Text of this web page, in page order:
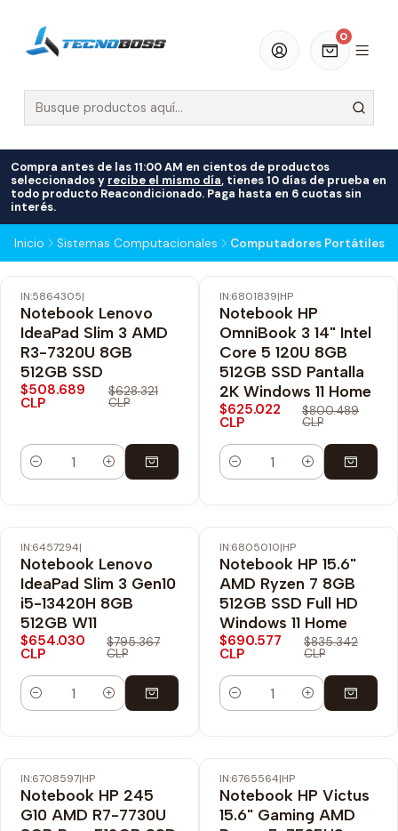
0
Compra antes de las 11:00 AM en cientos de productos
seleccionados y recibe el mismo día, tienes 10 días de prueba en
todo producto Reacondicionado. Paga hasta en 6 cuotas sin
interés.
Inicio Sistemas Computacionales Computadores Portátiles
-19% OFF
Envío Gratis
IN:5864305|
Notebook Lenovo
IdeaPad Slim 3 AMD
R3-7320U 8GB
512GB SSD
$508.689
CLP
$628.321
CLP
Cantidad
-22% OFF
Envío Gratis
IN:6801839|HP
Notebook HP
OmniBook 3 14" Intel
Core 5 120U 8GB
512GB SSD Pantalla
2K Windows 11 Home
$625.022
CLP
$800.489
CLP
Cantidad
-18% OFF
Envío Gratis
IN:6457294|
Notebook Lenovo
IdeaPad Slim 3 Gen10
i5-13420H 8GB
512GB W11
$654.030
CLP
$795.367
CLP
Cantidad
-17% OFF
Envío Gratis
IN:6805010|HP
Notebook HP 15.6"
AMD Ryzen 7 8GB
512GB SSD Full HD
Windows 11 Home
$690.577
CLP
$835.342
CLP
Cantidad
-21% OFF
Envío Gratis
IN:6708597|HP
Notebook HP 245
G10 AMD R7-7730U
-23% OFF
Envío Gratis
IN:6765564|HP
Notebook HP Victus
15.6" Gaming AMD